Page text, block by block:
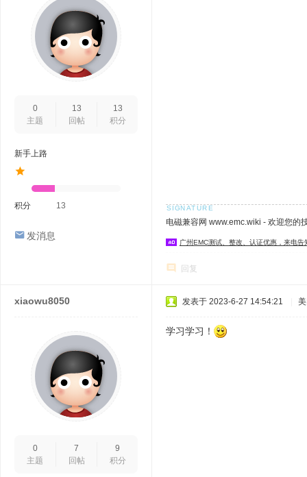
0
主题
13
回帖
13
积分
新手上路
积分 13
发消息
电磁兼容网 www.emc.wiki - 欢迎您的
广州EMC测试、整改、认证优惠，来电
回复
xiaowu8050
0
主题
7
回帖
9
积分
发表于 2023-6-27 14:54:21
学习学习！